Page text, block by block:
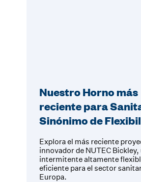
Nuestro Horno más
reciente para
Sinónimo de
Explora el más reciente
innovador de NUTEC
intermitente altamente
eficiente para el sector
Europa.